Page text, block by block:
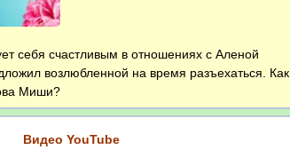
себя счастливым в отношениях с Аленой
возлюбленной на время разъехаться. Как
Миши?
Видео YouTube